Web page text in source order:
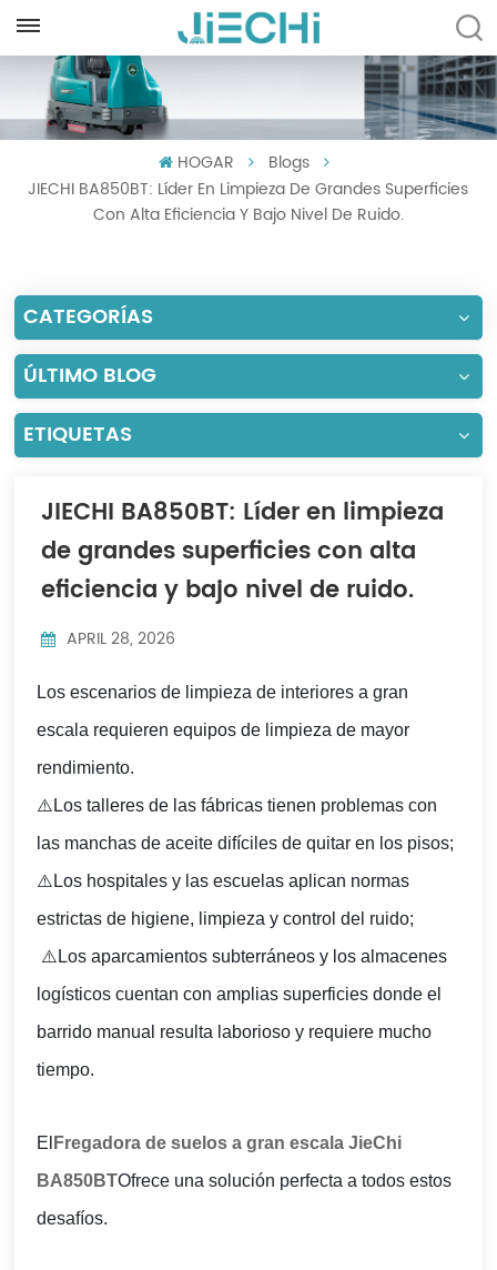
English
Português
العربية
Türkçe
Tiếng Việt
Indonesia
中文
HOGAR
Blogs
JIECHI BA850BT: Líder En Limpieza De Grandes Superficies
Con Alta Eficiencia Y Bajo Nivel De Ruido.
CATEGORÍAS
ÚLTIMO BLOG
ETIQUETAS
JIECHI BA850BT: Líder en limpieza
de grandes superficies con alta
eficiencia y bajo nivel de ruido.
APRIL 28, 2026
Los escenarios de limpieza de interiores a gran
escala requieren equipos de limpieza de mayor
rendimiento.
⚠️Los talleres de las fábricas tienen problemas con
las manchas de aceite difíciles de quitar en los pisos;
⚠️ Los hospitales y las escuelas aplican normas
estrictas de higiene, limpieza y control del ruido;
⚠️ Los aparcamientos subterráneos y los almacenes
logísticos cuentan con amplias superficies donde el
barrido manual resulta laborioso y requiere mucho
tiempo.
El Fregadora de suelos a gran escala JieChi
BA850BTOfrece una solución perfecta a todos estos
desafíos.